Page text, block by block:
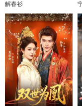
解春衫